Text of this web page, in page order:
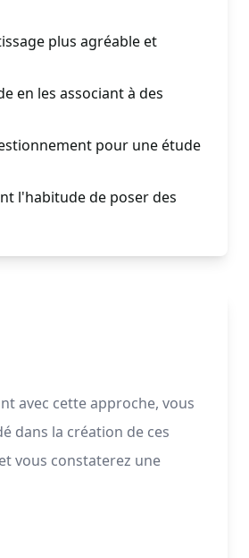
plus agréable et
en les associant à des
pour une étude
l'habitude de poser des
avec cette approche, vous
dans la création de ces
vous constaterez une